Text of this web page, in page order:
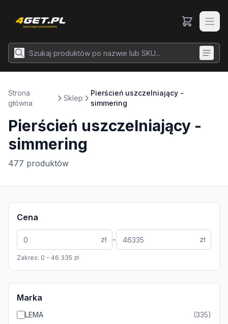
Strona
główna
Sklep
Pierścień uszczelniający -
simmering
Pierścień uszczelniający -
simmering
477 produktów
Cena
zł - zł
Zakres: 0 - 46 335 zł
Marka
LEMA (335)